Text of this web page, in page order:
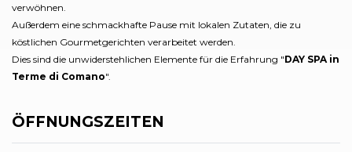
verwöhnen.
Außerdem eine schmackhafte Pause mit lokalen Zutaten, die zu
köstlichen Gourmetgerichten verarbeitet werden.
Dies sind die unwiderstehlichen Elemente für die Erfahrung "DAY SPA in
Terme di Comano".
ÖFFNUNGSZEITEN